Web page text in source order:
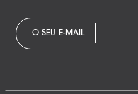
O SEU E-MAIL